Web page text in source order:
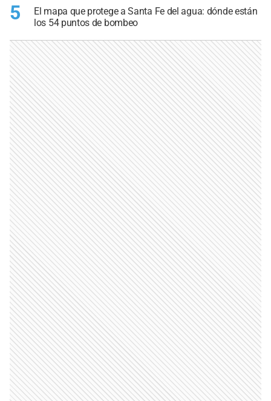
5
El mapa que protege a Santa Fe del agua: dónde están
los 54 puntos de bombeo